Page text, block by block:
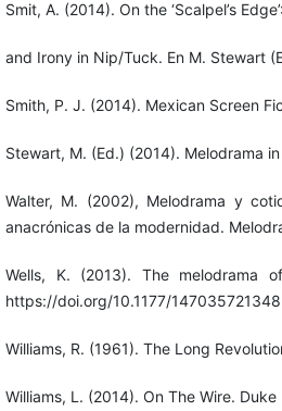
Smit, A. (2014). On the ‘Scalpel’s
and Irony in Nip/Tuck. En M. Stewart
Smith, P. J. (2014). Mexican Screen
Stewart, M. (Ed.) (2014). Melodrama
Walter, M. (2002), Melodrama y
anacrónicas de la modernidad.
Wells, K. (2013). The melodrama
https://doi.org/10.1177/
Williams, R. (1961). The Long
Williams, L. (2014). On The Wire.